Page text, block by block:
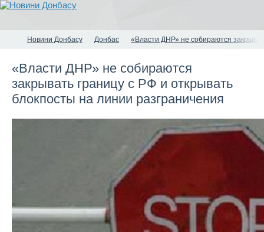
Новини Донбасу Донбас «Власти ДНР» не собираются
«Власти ДНР» не собираются
закрывать границу с РФ и открывать
блокпосты на линии разграничения